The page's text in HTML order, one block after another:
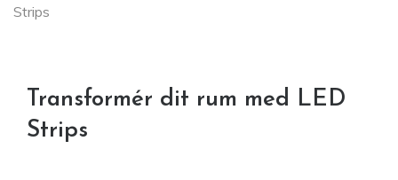
Strips
Transformér dit rum med LED
Strips